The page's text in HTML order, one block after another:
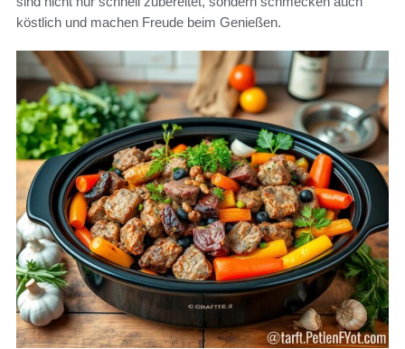
köstlich und machen Freude beim Genießen.